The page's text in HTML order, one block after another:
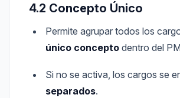
4.2 Concepto Único
Permite agrupar todos los
único concepto dentro del
Si no se activa, los cargos se
separados.